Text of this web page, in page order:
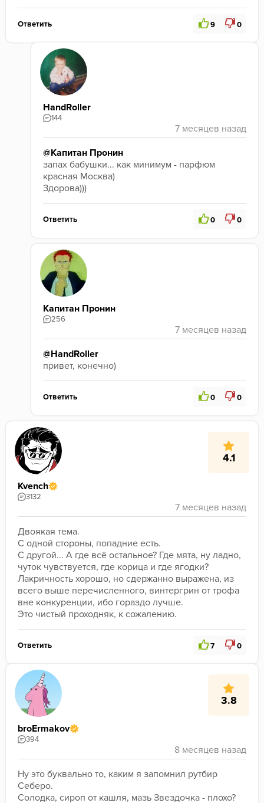
Ответить 9 0
HandRoller
144
@Капитан Пронин
запах бабушки... как минимум - парфюм
красная Москва)
Здорова)))
Ответить 0 0
Капитан Пронин
256
@HandRoller
привет, конечно)
Ответить 0 0
4.1
Kvench
3132
Двоякая тема.
С одной стороны, попадние есть.
С другой... А где всё остальное? Где мята, ну ладно,
чуток чувствуется, где корица и где ягодки?
Лакричность хорошо, но сдержанно выражена, из
всего выше перечисленного, винтергрин от трофа
вне конкуренции, ибо гораздо лучше.
Это чистый проходняк, к сожалению.
Ответить 7 0
3.8
broErmakov
394
Ну это буквально то, каким я запомнил рутбир
Себеро.
Солодка, сироп от кашля, мазь Звездочка - плохо?